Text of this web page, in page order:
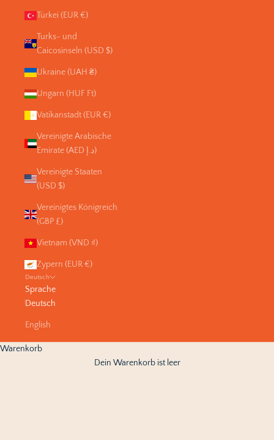
Türkei (EUR €)
Turks- und
Caicosinseln (USD $)
Ukraine (UAH ₴)
Ungarn (HUF Ft)
Vatikanstadt (EUR €)
Vereinigte Arabische
Emirate (AED د.إ)
Vereinigte Staaten
(USD $)
Vereinigtes Königreich
(GBP £)
Vietnam (VND ₫)
Zypern (EUR €)
Deutsch
Sprache
Deutsch
English
Warenkorb
Dein Warenkorb ist leer
Du hast Fragen, Anregungen oder Feedback für uns?